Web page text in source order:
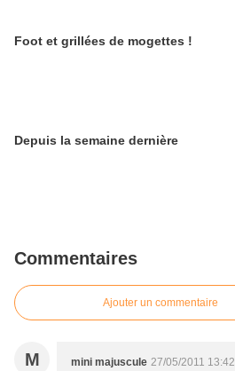
Foot et grillées de mogettes !
Depuis la semaine dernière
Commentaires
Ajouter un commentaire
M mini majuscule 27/05/2011 13:42